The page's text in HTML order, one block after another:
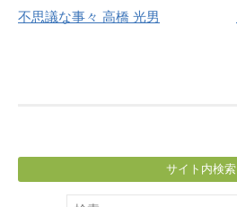
navigation
不思議な事々 高橋 光男
サイト内検索
検